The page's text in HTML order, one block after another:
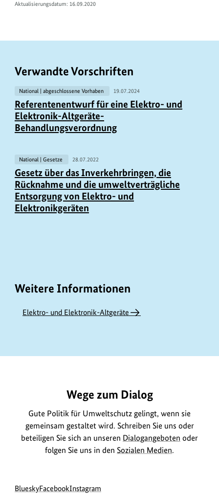
Aktualisierungsdatum: 16.09.2020
Verwandte Vorschriften
National | abgeschlossene Vorhaben 19.07.2024
Referentenentwurf für eine Elektro- und
Elektronik-Altgeräte-
Behandlungsverordnung
National | Gesetze 28.07.2022
Gesetz über das Inverkehrbringen, die
Rücknahme und die umweltverträgliche
Entsorgung von Elektro- und
Elektronikgeräten
Weitere Informationen
Elektro- und Elektronik-Altgeräte
Wege zum Dialog
Gute Politik für Umweltschutz gelingt, wenn sie
gemeinsam gestaltet wird. Schreiben Sie uns oder
beteiligen Sie sich an unseren Dialogangeboten oder
folgen Sie uns in den Sozialen Medien.
Social
Blueskyzur
Facebookzur
Instagram